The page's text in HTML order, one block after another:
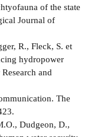
of the state
Journal of
R., Fleck, S. et
hydropower
and
The
Dudgeon, D.,